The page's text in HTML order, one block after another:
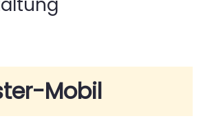
Mobil